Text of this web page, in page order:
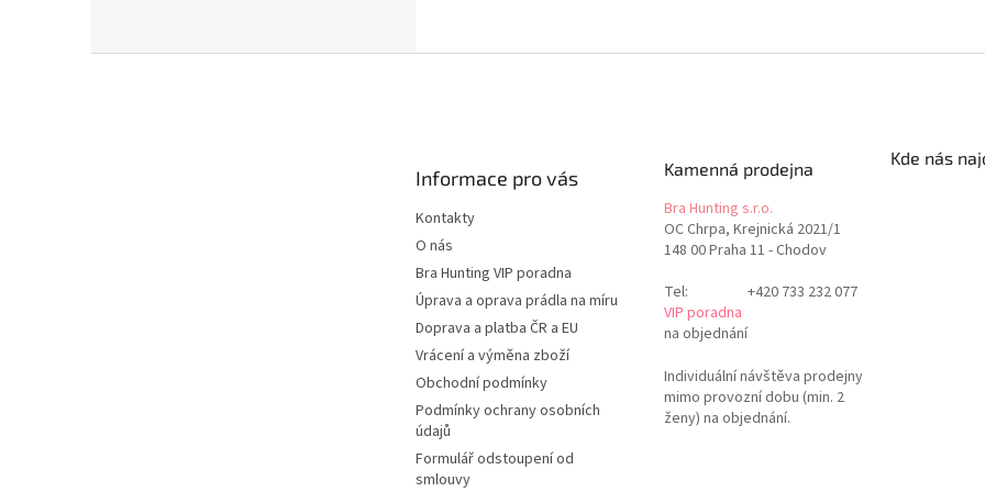
Informace pro vás
Kontakty
O nás
Bra Hunting VIP poradna
Úprava a oprava prádla na míru
Doprava a platba ČR a EU
Vrácení a výměna zboží
Obchodní podmínky
Podmínky ochrany osobních
údajů
Formulář odstoupení od
smlouvy
Kamenná prodejna
Bra Hunting s.r.o.
OC Chrpa, Krejnická 2021/1
148 00 Praha 11 - Chodov
Tel:
+420 733 232 077
VIP poradna
na objednání
Individuální návštěva prodejny
mimo provozní dobu (min. 2
ženy) na objednání.
Kde nás